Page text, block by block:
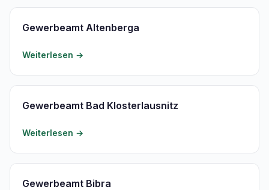
Gewerbeamt Altenberga
Weiterlesen →
Gewerbeamt Bad Klosterlausnitz
Weiterlesen →
Gewerbeamt Bibra